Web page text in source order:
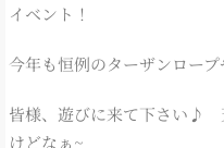
イベント！
今年も恒例のターザンロー
皆様、遊びに来て下さい♪
けどなぁ~